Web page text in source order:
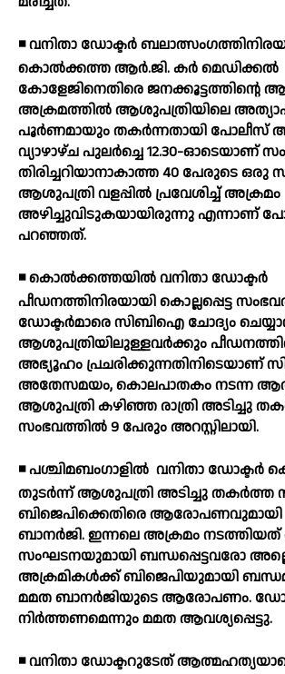
◾ വനിതാ ഡോക്ടര്‍
കൊല്‍ക്കത്ത ആര്‍.ജി. കര്‍ മെഡിക്കല്‍
കോളേജിനെതിരെ ജനക്കൂട്ടത്തിന്റെ
അക്രമത്തില്‍ ആശുപത്രിയിലെ
പൂര്‍ണമായും തകര്‍ന്നതായി പോലീസ്
വ്യാഴാഴ്ച പുലര്‍ച്ചെ 12.30-ഓടെയാണ്
തിരിച്ചറിയാനാകാത്ത 40 പേരുടെ ഒരു
ആശുപത്രി വളപ്പില്‍ പ്രവേശിച്ച് അക്രമം
അഴിച്ചുവിടുകയായിരുന്നു എന്നാണ്
പറഞ്ഞത്.
◾ കൊല്‍ക്കത്തയില്‍ വനിതാ ഡോക്ടര്‍
പീഡനത്തിനിരയായി കൊല്ലപ്പെട്ട
ഡോക്ടര്‍മാരെ സിബിഐ ചോദ്യം ചെയ്യാന്‍
ആശുപത്രിയിലുള്ളവര്‍ക്കും
അഭ്യൂഹം പ്രചരിക്കുന്നതിനിടെയാണ്
അതേസമയം, കൊലപാതകം നടന്ന
ആശുപത്രി കഴിഞ്ഞ രാത്രി അടിച്ചു
സംഭവത്തില്‍ 9 പേരും അറസ്റ്റിലായി.
◾ പശ്ചിമബംഗാളില്‍ വനിതാ ഡോക്ടര്‍
തുടര്‍ന്ന് ആശുപത്രി അടിച്ചു തകര്‍ത്ത
ബിജെപിക്കെതിരെ ആരോപണവുമായി
ബാനര്‍ജി. ഇന്നലെ അക്രമം നടത്തിയത്
സംഘടനയുമായി ബന്ധപ്പെട്ടവരോ
അക്രമികള്‍ക്ക് ബിജെപിയുമായി
മമത ബാനര്‍ജിയുടെ ആരോപണം.
നിര്‍ത്തണമെന്നും മമത ആവശ്യപ്പെട്ടു.
◾ വനിതാ ഡോക്ടറുടേത്